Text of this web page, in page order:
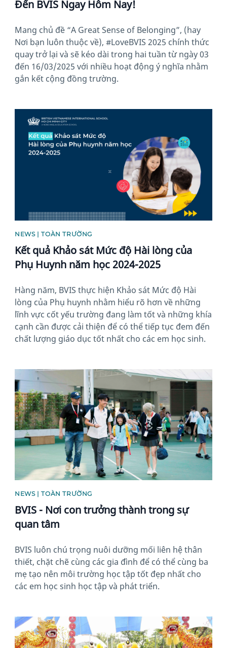
Đến BVIS Ngay Hôm Nay!
Mang chủ đề “A Great Sense of Belonging”, (hay
Nơi bạn luôn thuộc về), #LoveBVIS 2025 chính thức
quay trở lại và sẽ kéo dài trong hai tuần từ ngày 03
đến 16/03/2025 với nhiều hoạt động ý nghĩa nhằm
gắn kết cộng đồng trường.
NEWS | TOÀN TRƯỜNG
Kết quả Khảo sát Mức độ Hài lòng của
Phụ Huynh năm học 2024-2025
Hàng năm, BVIS thực hiện Khảo sát Mức độ Hài
lòng của Phụ huynh nhằm hiểu rõ hơn về những
lĩnh vực cốt yếu trường đang làm tốt và những khía
cạnh cần được cải thiện để có thể tiếp tục đem đến
chất lượng giáo dục tốt nhất cho các em học sinh.
News image
NEWS | TOÀN TRƯỜNG
BVIS - Nơi con trưởng thành trong sự
quan tâm
BVIS luôn chú trọng nuôi dưỡng mối liên hệ thân
thiết, chặt chẽ cùng các gia đình để có thể cùng ba
mẹ tạo nên môi trường học tập tốt đẹp nhất cho
các em học sinh học tập và phát triển.
News image